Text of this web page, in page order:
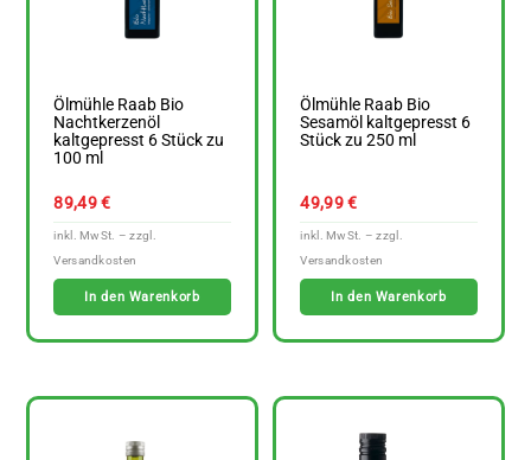
Ölmühle Raab Bio
Nachtkerzenöl
kaltgepresst 6 Stück zu
100 ml
89,49€
In den Warenkorb
Ölmühle Raab Bio
Sesamöl kaltgepresst 6
Stück zu 250 ml
49,99€
In den Warenkorb